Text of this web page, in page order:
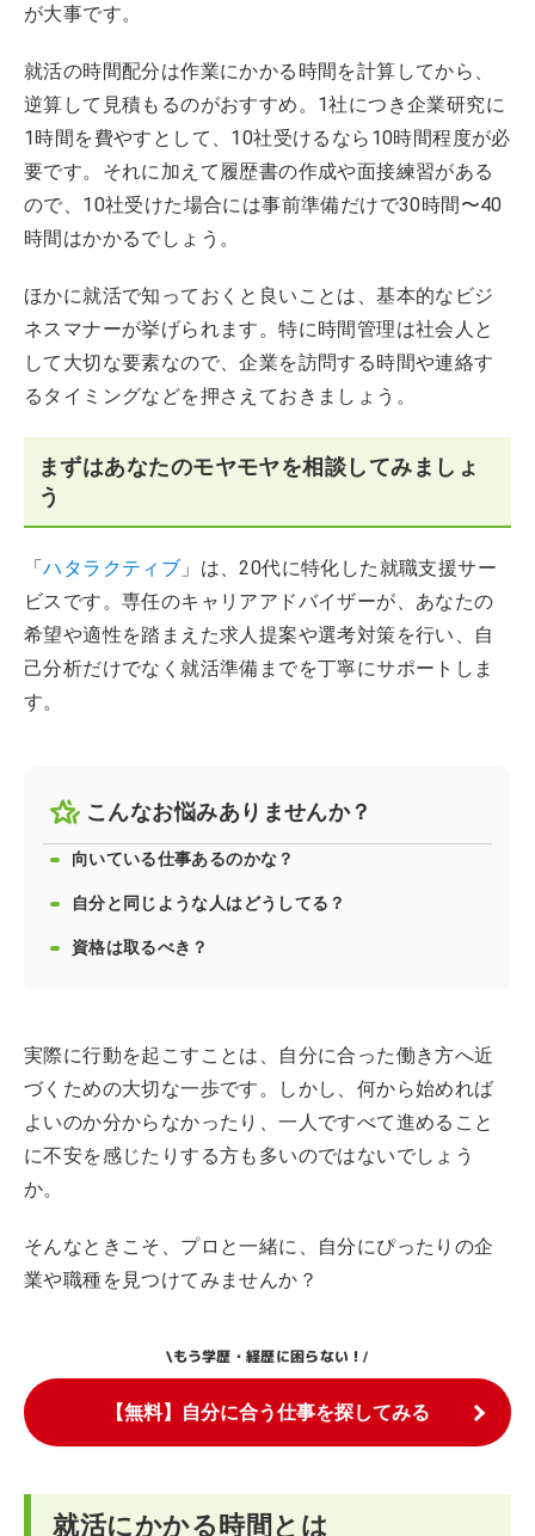
が大事です。
就活の時間配分は作業にかかる時間を計算してから、
逆算して見積もるのがおすすめ。1社につき企業研究に
1時間を費やすとして、10社受けるなら10時間程度が必
要です。それに加えて履歴書の作成や面接練習がある
ので、10社受けた場合には事前準備だけで30時間〜40
時間はかかるでしょう。
ほかに就活で知っておくと良いことは、基本的なビジ
ネスマナーが挙げられます。特に時間管理は社会人と
して大切な要素なので、企業を訪問する時間や連絡す
るタイミングなどを押さえておきましょう。
まずはあなたのモヤモヤを相談してみましょ
う
「ハタラクティブ 」は、20代に特化した就職支援サー
ビスです。専任のキャリアアドバイザーが、あなたの
希望や適性を踏まえた求人提案や選考対策を行い、自
己分析だけでなく就活準備までを丁寧にサポートしま
す。
こんなお悩みありませんか？
向いている仕事あるのかな？
自分と同じような人はどうしてる？
資格は取るべき？
実際に行動を起こすことは、自分に合った働き方へ近
づくための大切な一歩です。しかし、何から始めれば
よいのか分からなかったり、一人ですべて進めること
に不安を感じたりする方も多いのではないでしょう
か。
そんなときこそ、プロと一緒に、自分にぴったりの企
業や職種を見つけてみませんか？
\もう学歴・経歴に困らない！/
【無料】自分に合う仕事を探してみる
就活にかかる時間とは